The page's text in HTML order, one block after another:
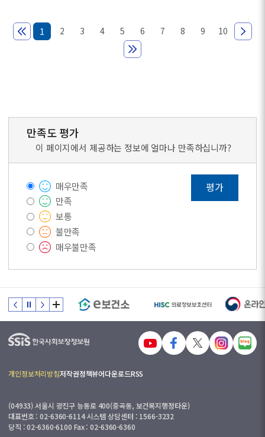
1 2 3 4 5 6 7 8 9 10
만족도 평가
이 페이지에서 제공하는 정보에 얼마나 만족하십니까?
매우만족
만족
보통
불만족
매우불만족
평가
개인정보처리방침저작권정책뷰어다운로드RSS
(04933) 서울시 광진구 능동로 400(중곡동, 보건복지행정타운)
대표번호 : 02-6360-6114 시스템 상담센터 : 1566-3232
당직 : 02-6360-6100 Fax : 02-6360-6360